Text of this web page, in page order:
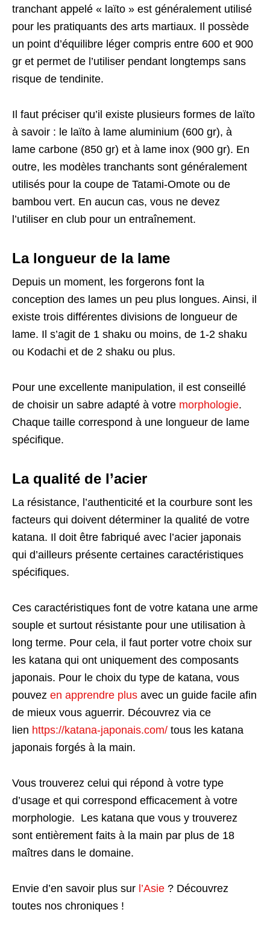
tranchant appelé « laïto » est généralement utilisé
pour les pratiquants des arts martiaux. Il possède
un point d’équilibre léger compris entre 600 et 900
gr et permet de l’utiliser pendant longtemps sans
risque de tendinite.
Il faut préciser qu’il existe plusieurs formes de laïto
à savoir : le laïto à lame aluminium (600 gr), à
lame carbone (850 gr) et à lame inox (900 gr). En
outre, les modèles tranchants sont généralement
utilisés pour la coupe de Tatami-Omote ou de
bambou vert. En aucun cas, vous ne devez
l’utiliser en club pour un entraînement.
La longueur de la lame
Depuis un moment, les forgerons font la
conception des lames un peu plus longues. Ainsi, il
existe trois différentes divisions de longueur de
lame. Il s’agit de 1 shaku ou moins, de 1-2 shaku
ou Kodachi et de 2 shaku ou plus.
Pour une excellente manipulation, il est conseillé
de choisir un sabre adapté à votre morphologie.
Chaque taille correspond à une longueur de lame
spécifique.
La qualité de l’acier
La résistance, l’authenticité et la courbure sont les
facteurs qui doivent déterminer la qualité de votre
katana. Il doit être fabriqué avec l’acier japonais
qui d’ailleurs présente certaines caractéristiques
spécifiques.
Ces caractéristiques font de votre katana une arme
souple et surtout résistante pour une utilisation à
long terme. Pour cela, il faut porter votre choix sur
les katana qui ont uniquement des composants
japonais. Pour le choix du type de katana, vous
pouvez en apprendre plus avec un guide facile afin
de mieux vous aguerrir. Découvrez via ce
lien https://katana-japonais.com/ tous les katana
japonais forgés à la main.
Vous trouverez celui qui répond à votre type
d’usage et qui correspond efficacement à votre
morphologie. Les katana que vous y trouverez
sont entièrement faits à la main par plus de 18
maîtres dans le domaine.
Envie d’en savoir plus sur l’Asie ? Découvrez
toutes nos chroniques !